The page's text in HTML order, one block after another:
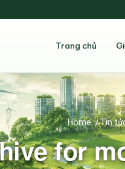
Trang chủ
for
Home /Tin